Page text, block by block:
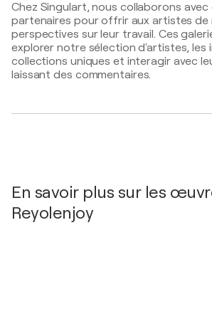
Versailles - Paris, France
2025
Salon Art3F Paris / Porte de
France
Chez Singulart, nous collaborons avec
partenaires pour offrir aux artistes de
perspectives sur leur travail. Ces
explorer notre sélection d'artistes, les
collections uniques et interagir avec
laissant des commentaires.
En savoir plus sur les
Reyolenjoy